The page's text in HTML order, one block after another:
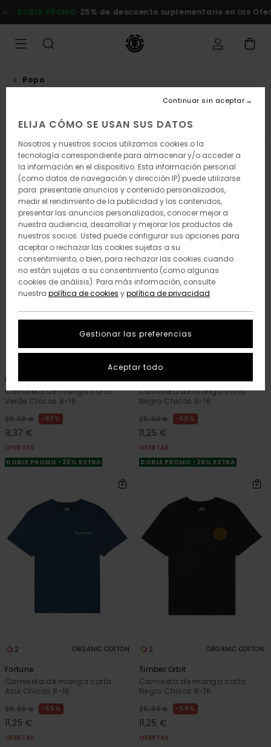
a
la
productos
25% de descuento suplementario en las Ofertas Comprar
Ropa
Camisetas Camisas Shorts Pantalones
Filtrar y Ordenar Resultados
Saltar
búsqueda
Lakeside
Camiseta de manga corta
Verde Chicos 8-16
25,00 € 63%
9,37 €
OFERTAS
DOBLE PROMO -25% EXTRA
Lakeside
Camiseta de manga corta
Negro Chicos 8-16
25,00 € 55%
11,25 €
OFERTAS
DOBLE PROMO -25% EXTRA
2 ORGANIC COTTON
Fortune
Camiseta de manga corta
Azul Chicos 8-16
25,00 € 55%
11,25 €
OFERTAS
2 ORGANIC COTTON
Timber Orbit
Camiseta de manga corta
Negro Chicos 8-16
25,00 € 55%
11,25 €
OFERTAS
ELIJA CÓMO SE USAN SUS DATOS
Nosotros y nuestros socios utilizamos cookies o la
tecnología correspondiente para almacenar y/o acceder a
la información en el dispositivo. Esta información personal
(como datos de navegación y dirección IP) puede utilizarse
para: presentarle anuncios y contenido personalizados,
medir el rendimiento de la publicidad y los contenidos,
presentar las anuncios personalizados, conocer mejor a
nuestra audiencia, desarrollar y mejorar los productos de
nuestros socios. Usted puede configurar sus opciones para
aceptar o rechazar las cookies sujetas a su
consentimiento, o bien, para rechazar las cookies cuando
no están sujetas a su consentimiento (como algunas
cookies de análisis). Para más información, consulte
nuestra política de cookies ypolítica de privacidad
Gestionar las preferencias
Continuar sin aceptar
Aceptar todo